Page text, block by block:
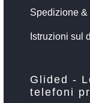
Spedizione &
Istruzioni sul
Glided -
telefoni